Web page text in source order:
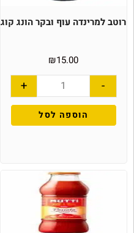
רוטב למרינדה עוף ובקר הונג קוג
₪15.00
-
+
הוספה לסל